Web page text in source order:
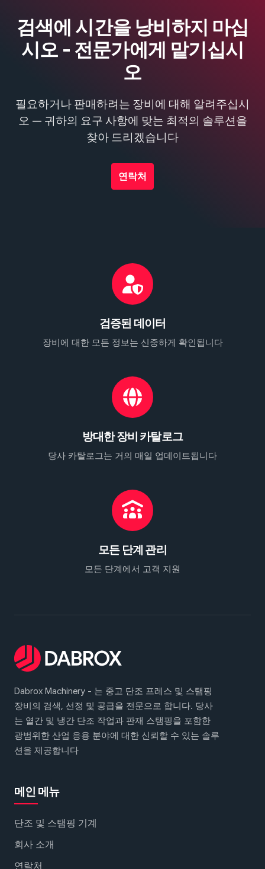
검색에 시간을 낭비하지 마십
시오 - 전문가에게 맡기십시
오
필요하거나 판매하려는 장비에 대해 알려주십시
오 — 귀하의 요구 사항에 맞는 최적의 솔루션을
찾아 드리겠습니다
연락처
검증된 데이터
장비에 대한 모든 정보는 신중하게 확인됩니다
방대한 장비 카탈로그
당사 카탈로그는 거의 매일 업데이트됩니다
모든 단계 관리
모든 단계에서 고객 지원
Dabrox Machinery - 는 중고 단조 프레스 및 스탬핑
장비의 검색, 선정 및 공급을 전문으로 합니다. 당사
는 열간 및 냉간 단조 작업과 판재 스탬핑을 포함한
광범위한 산업 응용 분야에 대한 신뢰할 수 있는 솔루
션을 제공합니다
메인 메뉴
단조 및 스탬핑 기계
회사 소개
연락처